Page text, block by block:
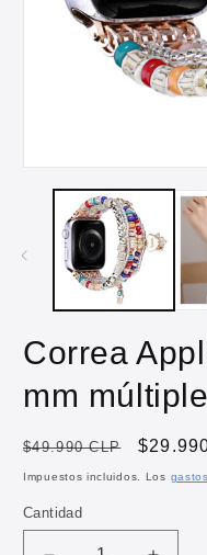
elemento
multimedia
una
ventana
Correa
mm
Precio
habitual
$49.990 CLP
Precio
de
Impuestos incluidos. Los
Cantidad